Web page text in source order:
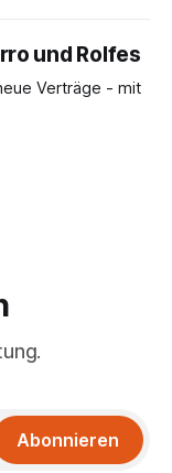
und Rolfes
Verträge - mit
Abonnieren